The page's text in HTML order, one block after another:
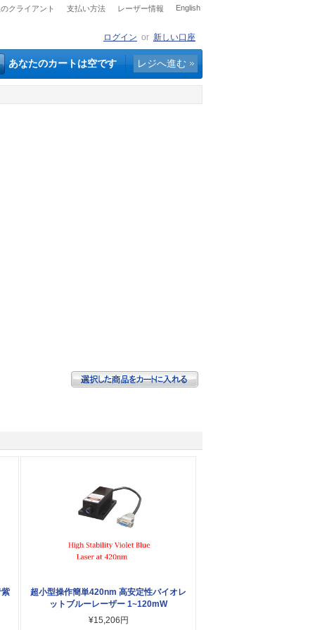
クライアント 支払い方法 レーザー情報 English
ログイン or 新しい口座
あなたのカートは空です レジへ進む
紫
超小型操作簡単420nm 高安定性バイオレ
ットブルーレーザー 1~120mW
¥15,206円